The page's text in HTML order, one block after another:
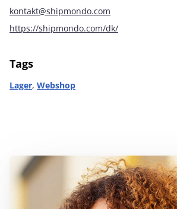
kontakt@shipmondo.com
https://shipmondo.com/dk/
Tags
Lager, Webshop